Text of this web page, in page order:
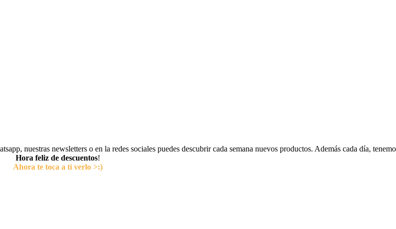
nuestras newsletters o en la redes sociales puedes descubrir cada semana nuevos productos. Además cada día,
Hora feliz de descuentos!
Ahora te toca a tí verlo >:)